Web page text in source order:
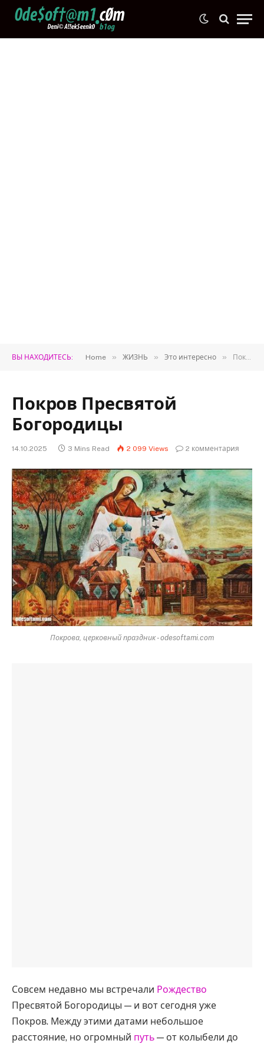
ВЫ НАХОДИТЕСЬ: Home » ЖИЗНЬ » Это интересно » Покров Пресвятой Богородицы
Покров Пресвятой
Богородицы
14.10.2025 3 Mins Read 2 099 Views 2 комментария
Покрова, церковный праздник - odesoftami.com
Совсем недавно мы встречали Рождество
Пресвятой Богородицы — и вот сегодня уже
Покров. Между этими датами небольшое
расстояние, но огромный путь — от колыбели до